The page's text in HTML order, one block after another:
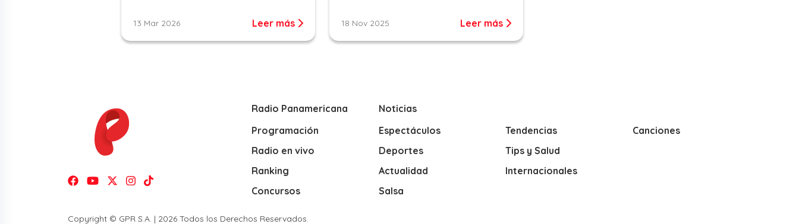
13 Mar 2026 Leer más 18 Nov 2025 Leer más
Radio Panamericana
Programación
Radio en vivo
Ranking
Concursos
Noticias
Espectáculos
Deportes
Actualidad
Salsa
Tendencias
Tips y Salud
Internacionales
Canciones
Copyright © GPR S.A. | 2026 Todos los Derechos Reservados.